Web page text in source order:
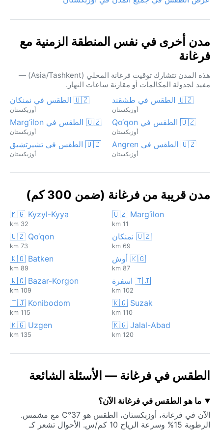
مدن أخرى في نفس المنطقة الزمنية مع
فرغانة
هذه المدن تتشارك توقيت فرغانة المحلي (Asia/Tashkent) —
مفيد لجدولة المكالمات أو مقارنة ساعات النهار.
🇺🇿 الطقس في طشقند
أوزبكستان
🇺🇿 الطقس في نمنكان
أوزبكستان
🇺🇿 الطقس في Qo‘qon
أوزبكستان
🇺🇿 الطقس في Marg‘ilon
أوزبكستان
🇺🇿 الطقس في Angren
أوزبكستان
🇺🇿 الطقس في تشيرتشيق
أوزبكستان
مدن قريبة من فرغانة (ضمن 300 كم)
🇺🇿 Marg‘ilon
11 km
🇰🇬 Kyzyl-Kyya
32 km
🇺🇿 نمنكان
69 km
🇺🇿 Qo‘qon
73 km
🇰🇬 أوش
87 km
🇰🇬 Batken
89 km
🇹🇯 اسفرة
102 km
🇰🇬 Bazar-Korgon
109 km
🇰🇬 Suzak
110 km
🇹🇯 Konibodom
115 km
🇰🇬 Jalal-Abad
120 km
🇰🇬 Uzgen
135 km
الطقس في فرغانة — الأسئلة الشائعة
ما هو الطقس في فرغانة الآن؟
الآن في فرغانة، أوزبكستان، الطقس هو 37°C مع مشمس.
الرطوبة 15% وسرعة الرياح 10 كم/س. الأحوال تشعر كـ